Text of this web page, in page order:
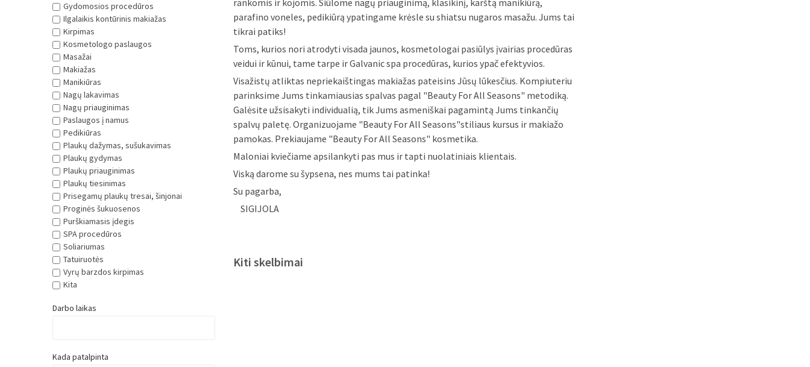
parafino voneles, pedikiūrą ypatingame krėsle su shiatsu nugaros masažu. Jums tai
tikrai patiks!
Toms, kurios nori atrodyti visada jaunos, kosmetologai pasiūlys įvairias procedūras
veidui ir kūnui, tame tarpe ir Galvanic spa procedūras, kurios ypač efektyvios.
Visažistų atliktas nepriekaištingas makiažas pateisins Jūsų lūkesčius. Kompiuteriu
parinksime Jums tinkamiausias spalvas pagal "Beauty For All Seasons" metodiką.
Galėsite užsisakyti individualią, tik Jums asmeniškai pagamintą Jums tinkančių
spalvų paletę. Organizuojame "Beauty For All Seasons"stiliaus kursus ir makiažo
pamokas. Prekiaujame "Beauty For All Seasons" kosmetika.
Maloniai kviečiame apsilankyti pas mus ir tapti nuolatiniais klientais.
Viską darome su šypsena, nes mums tai patinka!
Su pagarba,
SIGIJOLA
Gydomosios procedūros
Ilgalaikis kontūrinis makiažas
Kirpimas
Kosmetologo paslaugos
Masažai
Makiažas
Manikiūras
Nagų lakavimas
Nagų priauginimas
Paslaugos į namus
Pedikiūras
Plaukų dažymas, sušukavimas
Plaukų gydymas
Plaukų priauginimas
Plaukų tiesinimas
Prisegamų plaukų tresai, šinjonai
Proginės šukuosenos
Purškiamasis įdegis
SPA procedūros
Soliariumas
Tatuiruotės
Vyrų barzdos kirpimas
Kita
Darbo laikas
Kada patalpinta